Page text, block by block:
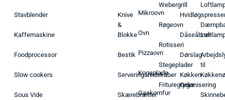
Stavblender
Kaffemaskine
Foodprocessor
Slow cookers
Sous Vide
Knive
&
Blokke
Bestik
Serveringsredskaber
Skærebrætter
Mikroovn
Ovn
Pizzaovn
Kogeplade
Gaskomfur
Webergrill
Røgeovn
Rotisseri
Stegeplader
Frituregryder
Dåseåbner
Dørslag
Køkken
Organisering
til